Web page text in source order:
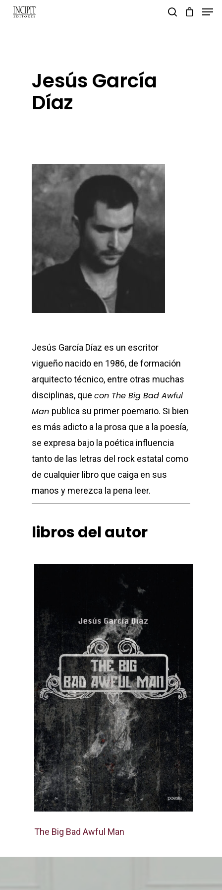
Jesús García
Díaz
Jesús García Díaz es un escritor
vigueño nacido en 1986, de formación
arquitecto técnico, entre otras muchas
disciplinas, que con The Big Bad Awful
Man publica su primer poemario. Si bien
es más adicto a la prosa que a la poesía,
se expresa bajo la poética influencia
tanto de las letras del rock estatal como
de cualquier libro que caiga en sus
manos y merezca la pena leer.
libros del autor
The Big Bad Awful Man